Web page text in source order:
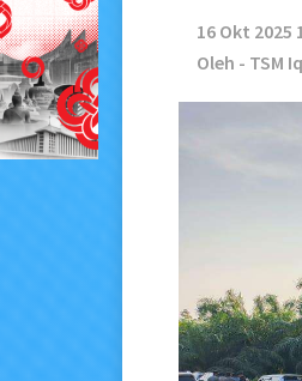
16 Okt 2025
Oleh - TSM